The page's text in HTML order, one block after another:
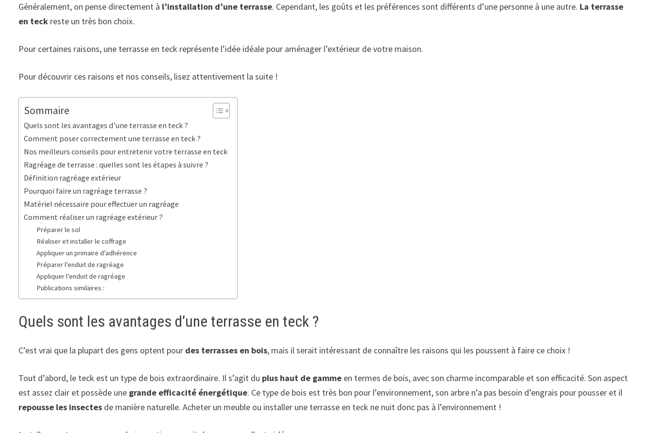
Généralement, on pense directement à l’installation d’une terrasse. Cependant, les goûts et les préférences sont différents d’une personne à une autre. La terrasse
en teck reste un très bon choix.
Pour certaines raisons, une terrasse en teck représente l’idée idéale pour aménager l’extérieur de votre maison.
Pour découvrir ces raisons et nos conseils, lisez attentivement la suite !
Sommaire
Quels sont les avantages d’une terrasse en teck ?
Comment poser correctement une terrasse en teck ?
Nos meilleurs conseils pour entretenir votre terrasse en teck
Ragréage de terrasse : quelles sont les étapes à suivre ?
Définition ragréage extérieur
Pourquoi faire un ragréage terrasse ?
Matériel nécessaire pour effectuer un ragréage
Comment réaliser un ragréage extérieur ?
Préparer le sol
Réaliser et installer le coffrage
Appliquer un primaire d’adhérence
Préparer l’enduit de ragréage
Appliquer l’enduit de ragréage
Publications similaires :
Quels sont les avantages d’une terrasse en teck ?
C’est vrai que la plupart des gens optent pour des terrasses en bois, mais il serait intéressant de connaître les raisons qui les poussent à faire ce choix !
Tout d’abord, le teck est un type de bois extraordinaire. Il s’agit du plus haut de gamme en termes de bois, avec son charme incomparable et son efficacité. Son aspect
est assez clair et possède une grande efficacité énergétique. Ce type de bois est très bon pour l’environnement, son arbre n’a pas besoin d’engrais pour pousser et il
repousse les insectes de manière naturelle. Acheter un meuble ou installer une terrasse en teck ne nuit donc pas à l’environnement !